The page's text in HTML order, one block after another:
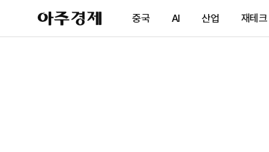
아
주
제
중국 AI 산업 재테크